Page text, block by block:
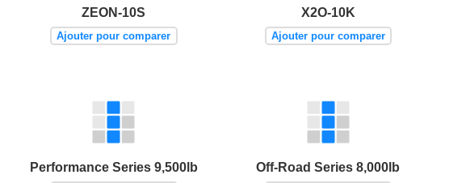
ZEON-10S
Ajouter pour comparer
X2O-10K
Ajouter pour comparer
Performance Series 9,500lb Off-Road Series 8,000lb